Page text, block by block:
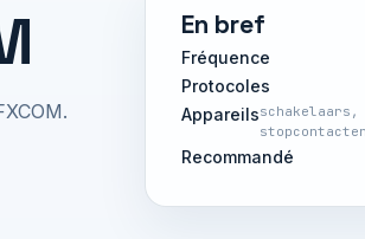
En bref
Fréquence
Protocoles
Appareils
stopcontacten
Recommandé